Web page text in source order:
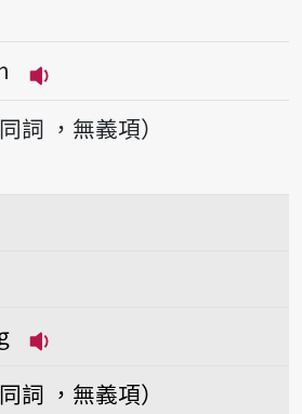
播放音讀lîng-guân
詞 ，無義項）
詞 ，無義項）